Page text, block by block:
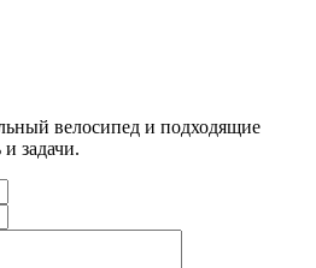
велосипед и подходящие
задачи.